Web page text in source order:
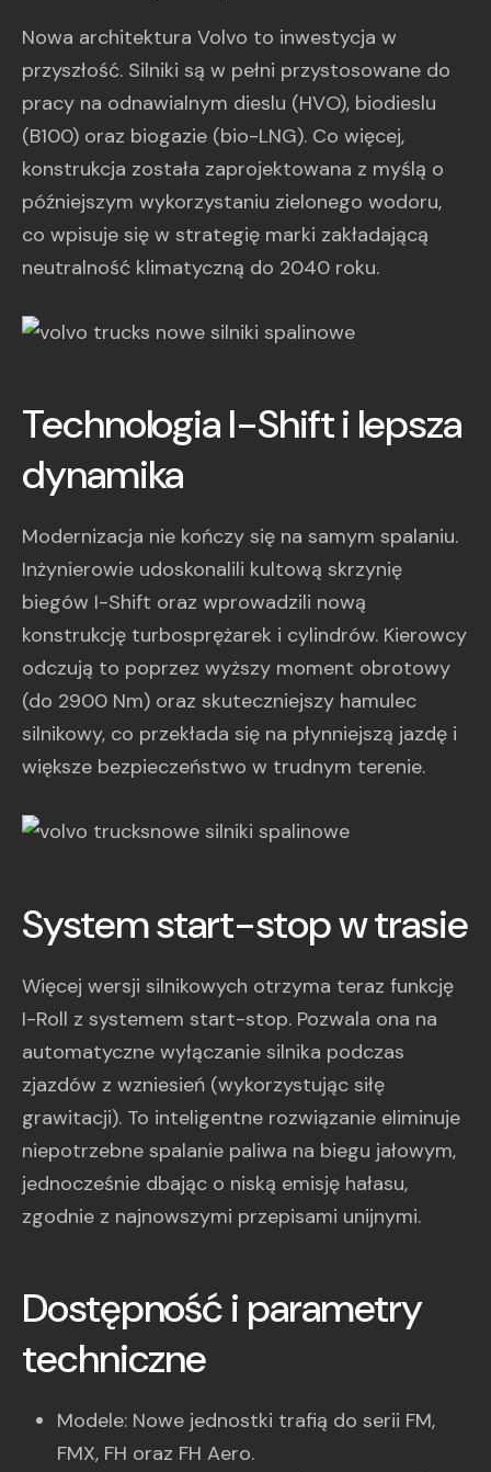
Nowa architektura Volvo to inwestycja w
przyszłość. Silniki są w pełni przystosowane do
pracy na odnawialnym dieslu (HVO), biodieslu
(B100) oraz biogazie (bio-LNG). Co więcej,
konstrukcja została zaprojektowana z myślą o
późniejszym wykorzystaniu zielonego wodoru,
co wpisuje się w strategię marki zakładającą
neutralność klimatyczną do 2040 roku.
Technologia I-Shift i lepsza
dynamika
Modernizacja nie kończy się na samym spalaniu.
Inżynierowie udoskonalili kultową skrzynię
biegów I-Shift oraz wprowadzili nową
konstrukcję turbosprężarek i cylindrów. Kierowcy
odczują to poprzez wyższy moment obrotowy
(do 2900 Nm) oraz skuteczniejszy hamulec
silnikowy, co przekłada się na płynniejszą jazdę i
większe bezpieczeństwo w trudnym terenie.
System start-stop w trasie
Więcej wersji silnikowych otrzyma teraz funkcję
I-Roll z systemem start-stop. Pozwala ona na
automatyczne wyłączanie silnika podczas
zjazdów z wzniesień (wykorzystując siłę
grawitacji). To inteligentne rozwiązanie eliminuje
niepotrzebne spalanie paliwa na biegu jałowym,
jednocześnie dbając o niską emisję hałasu,
zgodnie z najnowszymi przepisami unijnymi.
Dostępność i parametry
techniczne
Modele: Nowe jednostki trafią do serii FM,
FMX, FH oraz FH Aero.